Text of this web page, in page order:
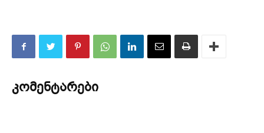
კომენტარები